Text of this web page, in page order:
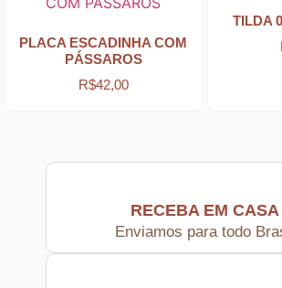
Imagens para Sublimação
Base para Artesanato – Primers – Gesso
PLACA ESCADINHA COM
PÁSSAROS
R$42,00
TILDA
RECEBA EM CASA
Enviamos para todo